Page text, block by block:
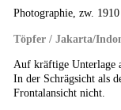
Photographie, zw.
Töpfer / Jakarta/
Auf kräftige Unterlage
In der Schrägsicht als
Frontalansicht nicht.